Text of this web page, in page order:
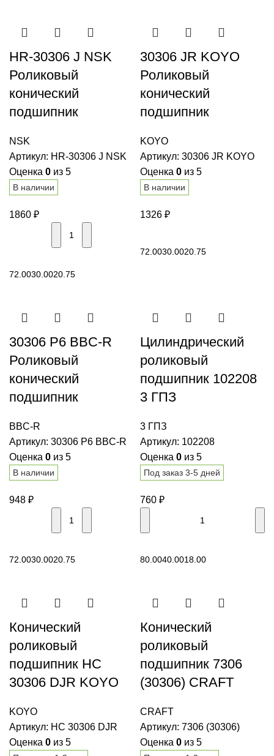
HR-30306 J NSK
Роликовый
конический
подшипник
NSK
Артикул: HR-30306 J NSK
Оценка 0 из 5
В наличии
1860 ₽
72.0030.0020.75
30306 JR KOYO
Роликовый
конический
подшипник
KOYO
Артикул: 30306 JR KOYO
Оценка 0 из 5
В наличии
1326 ₽
72.0030.0020.75
30306 P6 BBC-R
Роликовый
конический
подшипник
BBC-R
Артикул: 30306 P6 BBC-R
Оценка 0 из 5
В наличии
948 ₽
72.0030.0020.75
Цилиндрический
роликовый
подшипник 102208
3 ГПЗ
3 ГПЗ
Артикул: 102208
Оценка 0 из 5
Под заказ 3-5 дней
760 ₽
80.0040.0018.00
Конический
роликовый
подшипник HC
30306 DJR KOYO
KOYO
Артикул: HC 30306 DJR
Оценка 0 из 5
Конический
роликовый
подшипник 7306
(30306) CRAFT
CRAFT
Артикул: 7306 (30306)
Оценка 0 из 5